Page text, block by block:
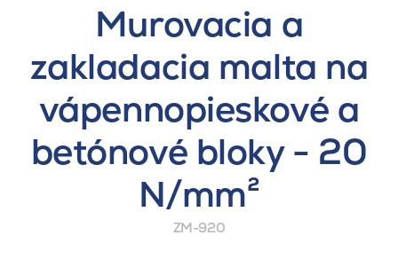
Murovacia a
zakladacia malta na
vápennopieskové a
betónové bloky - 20
N/mm²
ZM-920